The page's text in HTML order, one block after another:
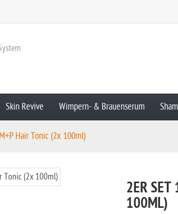
Skin Revive Wimpern- & Brauenserum
Hair Tonic (2x 100ml)
2ER
100ML)